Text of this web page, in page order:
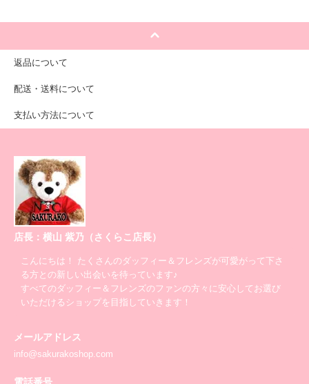
返品について
配送・送料について
支払い方法について
店長：横山 紫乃（さくらこ店長）
こんにちは！ たくさんのダッフィー＆フレンズが可愛がって下さ
る方との新しい出会いを待っています♪
すべてのダッフィー＆フレンズのファンの方々に安心してお選び
いただけるショップを目指していきます！
メールアドレス
info@sakurakoshop.com